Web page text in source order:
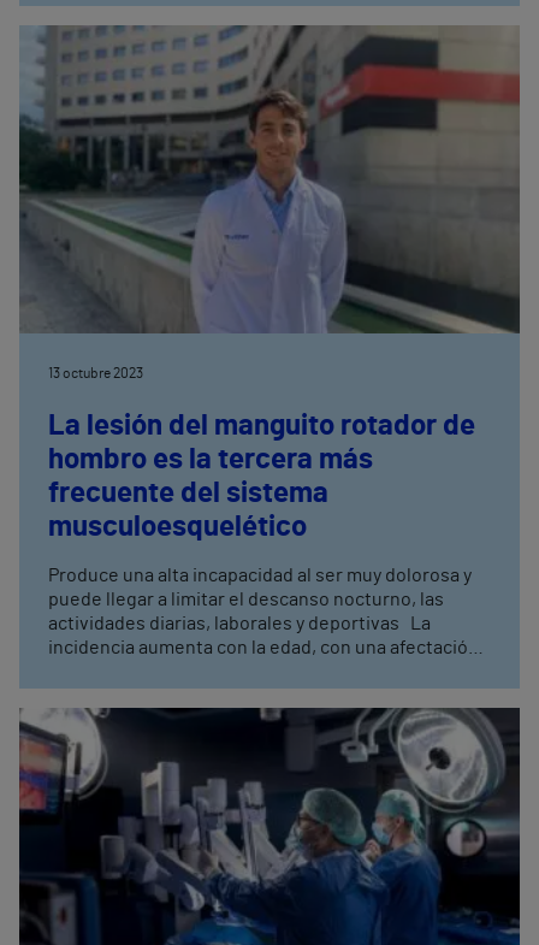
Neurocirugía en un referente en el ámbito privado.
13 octubre 2023
La lesión del manguito rotador de
hombro es la tercera más
frecuente del sistema
musculoesquelético
Produce una alta incapacidad al ser muy dolorosa y
puede llegar a limitar el descanso nocturno, las
actividades diarias, laborales y deportivas La
incidencia aumenta con la edad, con una afectación
el 50% de los mayores de 80 años La indicación de
cirugía ha de ser individualizada en función del
paciente, y siempre dada por un médico
traumatólogo con conocimientos específicos sobre
cirugía de hombro.